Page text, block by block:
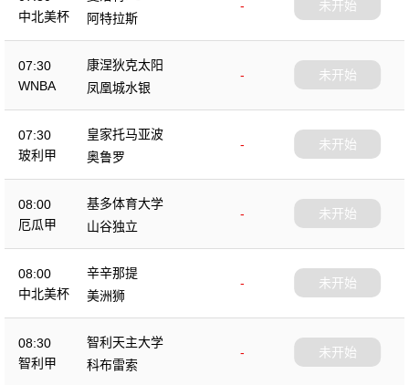
中北美杯
-
阿特拉斯
未开始
07:30
WNBA
康涅狄克太阳
-
凤凰城水银
未开始
07:30
玻利甲
皇家托马亚波
-
奥鲁罗
未开始
08:00
厄瓜甲
基多体育大学
-
山谷独立
未开始
08:00
中北美杯
辛辛那提
-
美洲狮
未开始
08:30
智利甲
智利天主大学
-
科布雷索
未开始